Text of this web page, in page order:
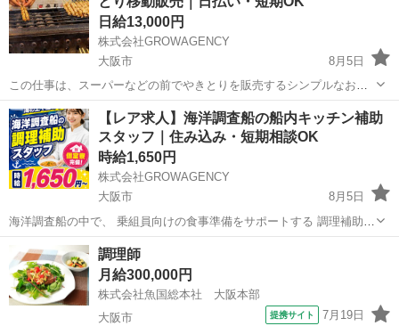
日給13,000円
株式会社GROWAGENCY
大阪市
8月5日
この仕事は、スーパーなどの前でやきとりを販売するシンプルなお仕
事。 難しい作業はなく、未経験からスタートした人がほとんどです。
・営業所で材料を受け取り、出店場所へ移動 ・移動販売車で簡単な調
理（焼くだけ） ...
大阪 大阪市 その他 移動販売
【レア求人】海洋調査船の船内キッチン補助
スタッフ｜住み込み・短期相談OK
時給1,650円
株式会社GROWAGENCY
大阪市
8月5日
海洋調査船の中で、 乗組員向けの食事準備をサポートする 調理補助ス
タッフ募集！ 海の上で働ける ちょっと珍しいお仕事です◎ 【具体的
には】 ・食材の準備 ・簡単な盛り付け ・食器洗浄 ・キッ...
大阪市 キッチン
調理師
月給300,000円
株式会社魚国総本社 大阪本部
大阪市
提携サイト 7月19日